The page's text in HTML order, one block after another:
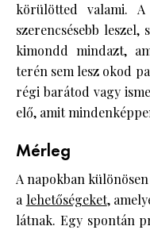
körülötted valami.
szerencsésebb
kimondd mindazt,
terén sem lesz okod
régi barátod vagy
elő, amit
Mérleg
A napokban
a lehetőségeket,
látnak. Egy spontán